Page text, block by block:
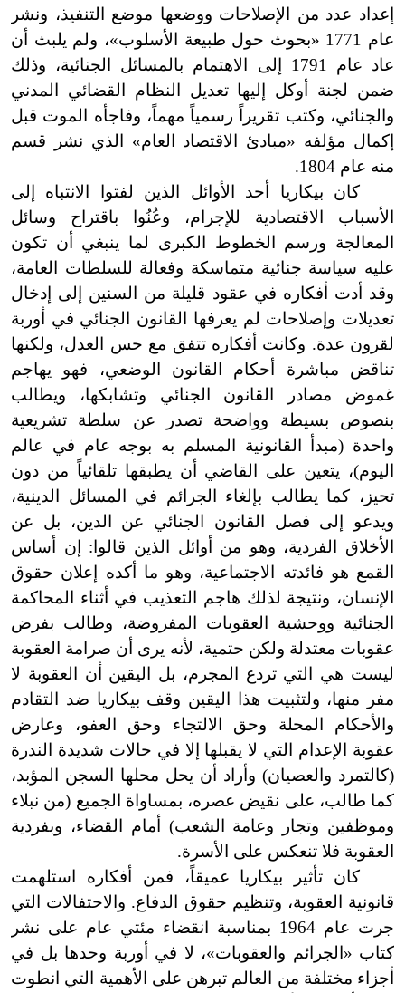
إعداد عدد من الإصلاحات ووضعها موضع التنفيذ، ونشر
عام 1771 «بحوث حول طبيعة الأسلوب
»، ولم يلبث أن
عاد عام 1791 إلى الاهتمام بالمسائل الجنائية، وذلك
ضمن لجنة أوكل إليها تعديل النظام القضائي المدني
والجنائي، وكتب تقريراً رسمياً مهماً، وفاجأه الموت قبل
إكمال مؤلفه «مبادئ الاقتصاد العام» الذي نشر قسم
منه عام 1804.
كان بيكاريا أحد الأوائل الذين لفتوا الانتباه إلى
الأسباب الاقتصادية للإجرام، وعُنُوا باقتراح وسائل
المعالجة ورسم الخطوط الكبرى لما ينبغي أن تكون
عليه سياسة جنائية متماسكة وفعالة للسلطات العامة،
وقد أدت أفكاره في عقود قليلة من السنين إلى إدخال
تعديلات وإصلاحات لم يعرفها القانون الجنائي في أوربة
لقرون عدة. وكانت أفكاره تتفق مع حس العدل، ولكنها
تناقض مباشرة أحكام القانون الوضعي، فهو يهاجم
غموض مصادر القانون الجنائي وتشابكها، ويطالب
بنصوص بسيطة وواضحة تصدر عن سلطة تشريعية
واحدة (مبدأ القانونية المسلم به بوجه عام في عالم
اليوم)، يتعين على القاضي أن يطبقها تلقائياً من دون
تحيز، كما يطالب بإلغاء الجرائم في المسائل الدينية،
ويدعو إلى فصل القانون الجنائي عن الدين، بل عن
الأخلاق الفردية، وهو من أوائل الذين قالوا: إن أساس
القمع هو فائدته الاجتماعية، وهو ما أكده إعلان حقوق
الإنسان، ونتيجة لذلك هاجم التعذيب في أثناء المحاكمة
الجنائية ووحشية العقوبات المفروضة، وطالب بفرض
عقوبات معتدلة ولكن حتمية، لأنه يرى أن صرامة العقوبة
ليست هي التي تردع المجرم، بل اليقين أن العقوبة لا
مفر منها، ولتثبيت هذا اليقين وقف بيكاريا ضد التقادم
والأحكام المحلة وحق الالتجاء وحق العفو، وعارض
عقوبة الإعدام التي لا يقبلها إلا في حالات شديدة الندرة
(كالتمرد والعصيان) وأراد أن يحل محلها السجن المؤبد،
كما طالب، على نقيض عصره، بمساواة الجميع (من نبلاء
وموظفين وتجار وعامة الشعب) أمام القضاء، وبفردية
العقوبة فلا تنعكس على الأسرة.
كان تأثير بيكاريا عميقاً، فمن أفكاره استلهمت
قانونية العقوبة، وتنظيم حقوق الدفاع. والاحتفالات التي
جرت عام 1964 بمناسبة انقضاء مئتي عام على نشر
كتاب «الجرائم والعقوبات»، لا في أوربة وحدها بل في
أجزاء مختلفة من العالم تبرهن على الأهمية التي انطوت